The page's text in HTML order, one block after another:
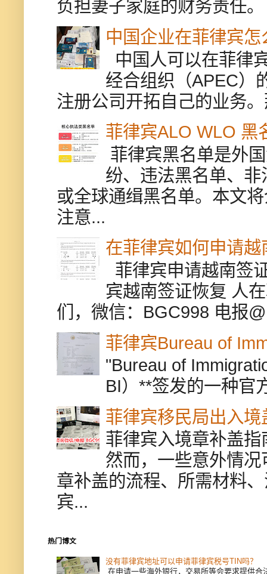
负担妻子家庭的财务责任
中国企业在菲律宾怎
中国人可以在菲律
经合组织（APEC）
注册公司开拓自己的业务
菲律宾ALO WLO 黑
菲律宾黑名单是外
纷、违法黑名单、
或全球通缉黑名单。本文
注意...
在菲律宾如何申请越
菲律宾申请越南签
宾越南签证恢复 人
们，微信：BGC998 电报
菲律宾Bureau of
"Bureau of
BI）**签发的一种官
菲律宾移民局出入
菲律宾入境章补盖
然而，一些意外情
章补盖的流程、所需材料
宾...
热门博文
没有菲律宾地址可以申请菲律宾税号TIN吗？
在申请一些海外银行，交易所等会要求提供合